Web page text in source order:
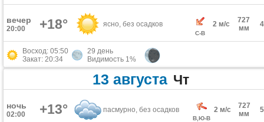
вечер
20:00 +18° ясно, без осадков
С-В
2 м/с
727
мм
Восход: 05:50
Закат: 20:34
29 день
Видимость 1%
13 августа Чт
ночь
02:00 +13° пасмурно, без осадков
В,Ю-В
2 м/с
727
мм